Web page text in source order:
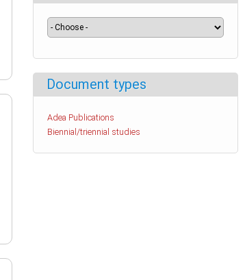
Document types
Adea Publications
Biennial/triennial studies